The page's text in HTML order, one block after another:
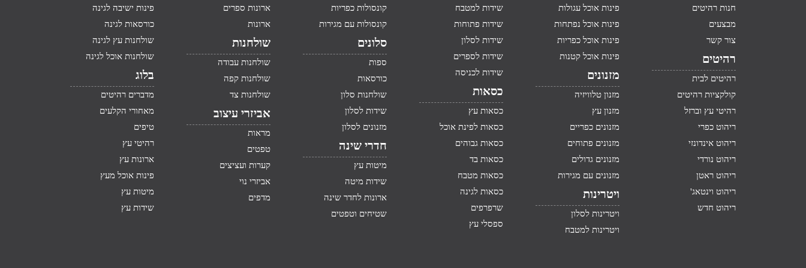
חנות רהיטים
מבצעים
צור קשר
רהיטים
רהיטים לבית
קולקציות רהיטים
רהיטי עץ וברזל
ריהוט כפרי
ריהוט אינדונזי
ריהוט נורדי
ריהוט ראטן
ריהוט וינטאג'
ריהוט חדש
פינות אוכל עגולות
פינות אוכל נפתחות
פינות אוכל כפריות
פינות אוכל קטנות
מזנונים
מזנון טלוויזיה
מזנון עץ
מזנונים כפריים
מזנונים פתוחים
מזנונים גדולים
מזנונים עם מגירות
ויטרינות
ויטרינות לסלון
ויטרינות למטבח
שידות למטבח
שידות פתוחות
שידות לסלון
שידות לספרים
שידות לכניסה
כסאות
כסאות עץ
כסאות לפינת אוכל
כסאות גבוהים
כסאות בד
כסאות מטבח
כסאות לגינה
שרפרפים
ספסלי עץ
קונסולות כפריות
קונסולות עם מגירות
סלונים
ספות
כורסאות
שולחנות סלון
שידות לסלון
מזנונים לסלון
חדרי שינה
מיטות עץ
שידות מיטה
ארונות לחדר שינה
שטיחים וטפטים
ארונות ספרים
ארונות
שולחנות
שולחנות עבודה
שולחנות קפה
שולחנות צד
אביזרי עיצוב
מראות
טפטים
קערות ועציצים
אביזרי נוי
מדפים
פינות ישיבה לגינה
כורסאות לגינה
שולחנות עץ לגינה
שולחנות אוכל לגינה
בלוג
מדברים רהיטים
מאחורי הקלעים
טיפים
רהיטי עץ
ארונות עץ
פינות אוכל מעץ
מיטות עץ
שידות עץ